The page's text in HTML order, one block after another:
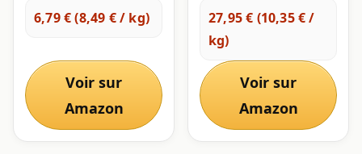
6,79 € (8,49 € / kg)
Voir sur
Amazon
27,95 € (10,35 € /
kg)
Voir sur
Amazon